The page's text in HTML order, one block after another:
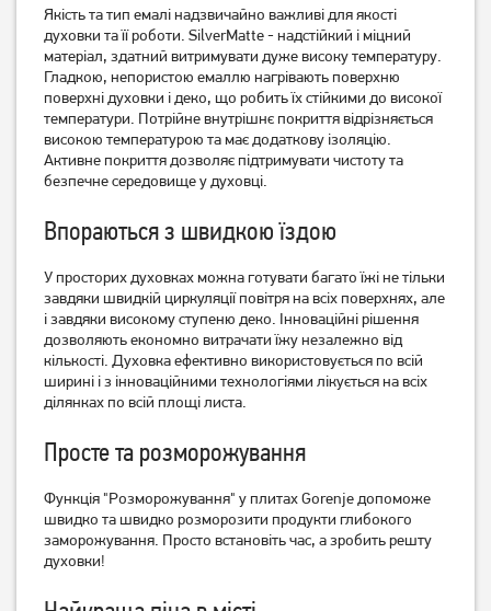
Плита комбінована Castle
CPG-50H-glass
10 219грн
Плита комбінована Ardesto
FSC-F6060PW
17 349грн
13 879грн
FSC-F6060CW
12 479
FSC-F5060PB
12 599 грн
Якість та тип емалі надзвичайно важливі для якості
духовки та її роботи. SilverMatte - надстійкий і міцний
матеріал, здатний витримувати дуже високу температуру.
Гладкою, непористою емаллю нагрівають поверхню
поверхні духовки і деко, що робить їх стійкими до високої
температури. Потрійне внутрішнє покриття відрізняється
високою температурою та має додаткову ізоляцію.
Активне покриття дозволяє підтримувати чистоту та
безпечне середовище у духовці.
Впораються з швидкою їздою
У просторих духовках можна готувати багато їжі не тільки
завдяки швидкій циркуляції повітря на всіх поверхнях, але
і завдяки високому ступеню деко. Інноваційні рішення
дозволяють економно витрачати їжу незалежно від
кількості. Духовка ефективно використовується по всій
ширині і з інноваційними технологіями лікується на всіх
ділянках по всій площі листа.
Просте та розморожування
Функція "Розморожування" у плитах Gorenje допоможе
швидко та швидко розморозити продукти глибокого
заморожування. Просто встановіть час, а зробить решту
духовки!